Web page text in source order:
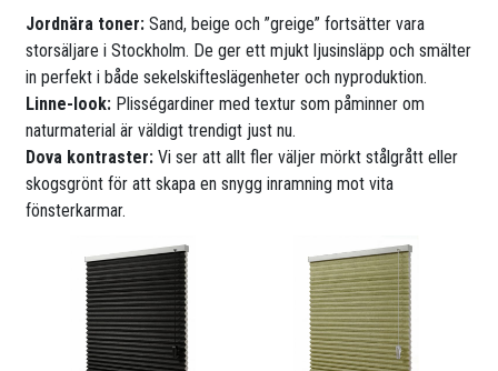
Jordnära toner: Sand, beige och ”greige” fortsätter vara
storsäljare i Stockholm. De ger ett mjukt ljusinsläpp och smälter
in perfekt i både sekelskifteslägenheter och nyproduktion.
Linne-look: Plisségardiner med textur som påminner om
naturmaterial är väldigt trendigt just nu.
Dova kontraster: Vi ser att allt fler väljer mörkt stålgrått eller
skogsgrönt för att skapa en snygg inramning mot vita
fönsterkarmar.